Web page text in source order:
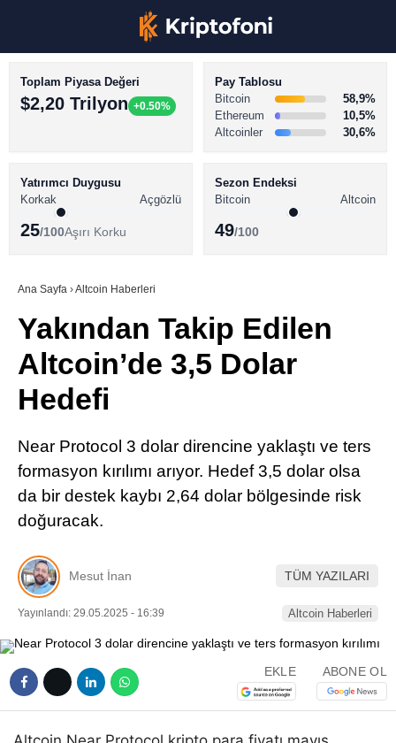
Youtube
TikTok
LinkedIn
BİTCOİN HABERLERİ
ALTCOİN HABERLERİ
SÖZLÜK
Toplam Piyasa Değeri
$2,20 Trilyon +0.50%
Pay Tablosu
Bitcoin
58,9%
Ethereum
10,5%
Altcoinler
30,6%
Yatırımcı Duygusu
Korkak
Açgözlü
25/100Aşırı Korku
Sezon Endeksi
Bitcoin
Altcoin
49/100
Ana Sayfa ›Altcoin Haberleri
Yakından Takip Edilen
Altcoin’de 3,5 Dolar
Hedefi
Near Protocol 3 dolar direncine yaklaştı ve ters
formasyon kırılımı arıyor. Hedef 3,5 dolar olsa
da bir destek kaybı 2,64 dolar bölgesinde risk
doğuracak.
Mesut İnan TÜM YAZILARI
Yayınlandı: 29.05.2025 - 16:39 Altcoin Haberleri
EKLE ABONE OL